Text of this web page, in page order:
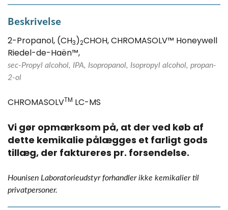
Beskrivelse
2-Propanol, (CH3)2CHOH, CHROMASOLV™ Honeywell
Riedel-de-Haën™,
sec-Propyl alcohol, IPA, Isopropanol, Isopropyl alcohol, propan-
2-ol
CHROMASOLVTM LC-MS
Vi gør opmærksom på, at der ved køb af
dette kemikalie pålægges et farligt gods
tillæg, der faktureres pr. forsendelse.​
Hounisen Laboratorieudstyr forhandler ikke kemikalier til
privatpersoner.